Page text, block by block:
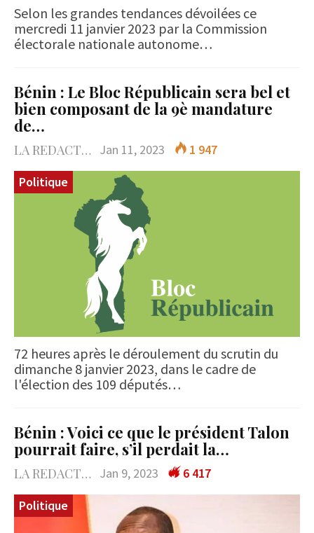
Selon les grandes tendances dévoilées ce
mercredi 11 janvier 2023 par la Commission
électorale nationale autonome…
Bénin : Le Bloc Républicain sera bel et
bien composant de la 9è mandature
de…
LA REDACTION Jan 11, 2023
1 947
Politique
72 heures après le déroulement du scrutin du
dimanche 8 janvier 2023, dans le cadre de
l'élection des 109 députés…
Bénin : Voici ce que le président Talon
pourrait faire, s’il perdait la…
LA REDACTION Jan 9, 2023
6 417
Politique